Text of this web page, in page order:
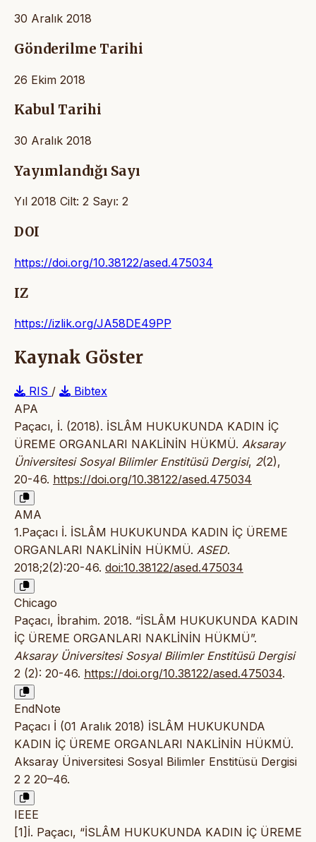
30 Aralık 2018
Gönderilme Tarihi
26 Ekim 2018
Kabul Tarihi
30 Aralık 2018
Yayımlandığı Sayı
Yıl 2018 Cilt: 2 Sayı: 2
DOI
https://doi.org/10.38122/ased.475034
IZ
https://izlik.org/JA58DE49PP
Kaynak Göster
RIS /
Bibtex
APA
Paçacı, İ. (2018). İSLÂM HUKUKUNDA KADIN İÇ
ÜREME ORGANLARI NAKLİNİN HÜKMÜ. Aksaray
Üniversitesi Sosyal Bilimler Enstitüsü Dergisi, 2(2),
20-46. https://doi.org/10.38122/ased.475034
AMA
1.Paçacı İ. İSLÂM HUKUKUNDA KADIN İÇ ÜREME
ORGANLARI NAKLİNİN HÜKMÜ. ASED.
2018;2(2):20-46. doi:10.38122/ased.475034
Chicago
Paçacı, İbrahim. 2018. “İSLÂM HUKUKUNDA KADIN
İÇ ÜREME ORGANLARI NAKLİNİN HÜKMÜ”.
Aksaray Üniversitesi Sosyal Bilimler Enstitüsü Dergisi
2 (2): 20-46. https://doi.org/10.38122/ased.475034.
EndNote
Paçacı İ (01 Aralık 2018) İSLÂM HUKUKUNDA
KADIN İÇ ÜREME ORGANLARI NAKLİNİN HÜKMÜ.
Aksaray Üniversitesi Sosyal Bilimler Enstitüsü Dergisi
2 2 20–46.
IEEE
[1]İ. Paçacı, “İSLÂM HUKUKUNDA KADIN İÇ ÜREME